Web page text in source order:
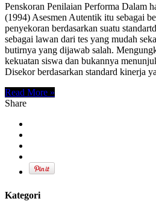
Penskoran Penilaian Performa Dalam
(1994) Asesmen Autentik itu sebagai
penyekoran berdasarkan suatu
sebagai lawan dari tes yang mudah
butirnya yang dijawab salah.
kekuatan siswa dan bukannya
Disekor berdasarkan standard kinerja
Read More »
Share
Kategori